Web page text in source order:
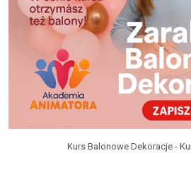
Kurs Balonowe Dekoracje -